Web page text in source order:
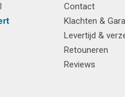
Contact
Klachten &
Levertijd &
Retouneren
Reviews